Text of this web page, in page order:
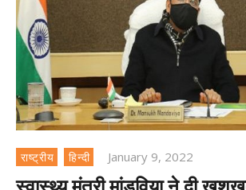
राष्ट्रीय हिन्दी January 9, 2022